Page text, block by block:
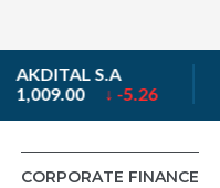
AKDITAL S.A
1,009.00↓ -5.26
CORPORATE FINANCE